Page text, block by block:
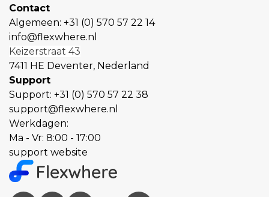
Contact
Algemeen: +31 (0) 570 57 22 14
info@flexwhere.nl
Keizerstraat 43
7411 HE Deventer, Nederland
Support
Support: +31 (0) 570 57 22 38
support@flexwhere.nl
Werkdagen:
Ma - Vr: 8:00 - 17:00
support website